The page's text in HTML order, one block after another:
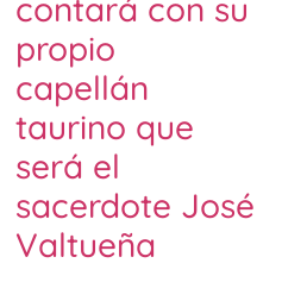
contará con su
propio
capellán
taurino que
será el
sacerdote José
Valtueña